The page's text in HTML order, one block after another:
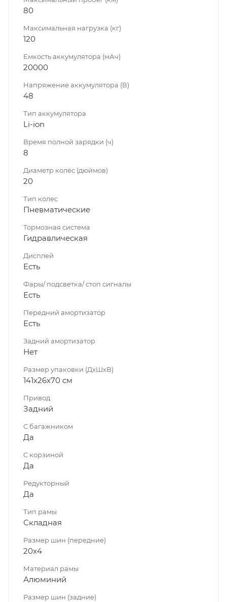
80
Максимальная нагрузка (кг)
120
Емкость аккумулятора (мАч)
20000
Напряжение аккумулятора (В)
48
Тип аккумулятора
Li-ion
Время полной зарядки (ч)
8
Диаметр колёс (дюймов)
20
Тип колес
Пневматические
Тормозная система
Гидравлическая
Дисплей
Есть
Фары/ подсветка/ стоп сигналы
Есть
Передний амортизатор
Есть
Задний амортизатор
Нет
Размер упаковки (ДхШхВ)
141x26x70 см
Привод
Задний
С багажником
Да
C корзиной
Да
Редукторный
Да
Тип рамы
Складная
Размер шин (передние)
20x4
Материал рамы
Алюминий
Размер шин (задние)